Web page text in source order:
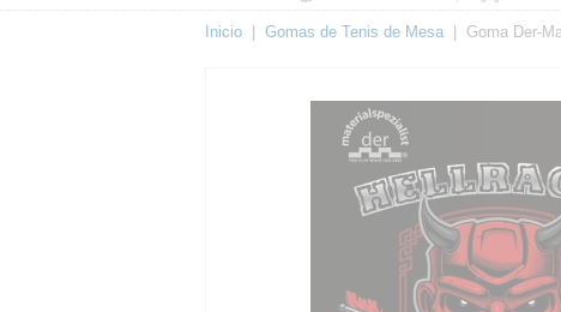
Inicio Gomas de Tenis de Mesa Goma Der-